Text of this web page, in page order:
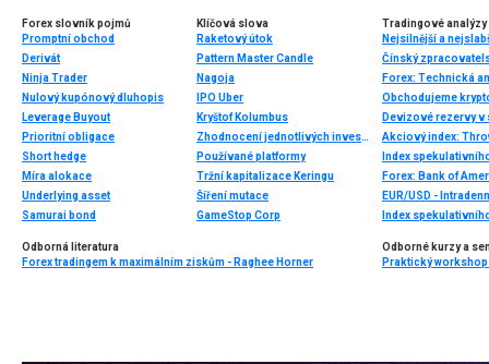
Forex slovník pojmů
Promptní obchod
Derivát
Ninja Trader
Nulový kupónový dluhopis
Leverage Buyout
Prioritní obligace
Short hedge
Míra alokace
Underlying asset
Samurai bond
Klíčová slova
Raketový útok
Pattern Master Candle
Nagoja
IPO Uber
Kryštof Kolumbus
Zhodnocení jednotlivých investic
Používané platformy
Tržní kapitalizace Keringu
Šíření mutace
GameStop Corp
Tradingové analýzy
Nejsilnější a
Čínský
Forex: Technická
Devizové rezervy v
Akciový index:
Index
Forex: Bank of
EUR/USD -
Index
Odborná literatura
Forex tradingem k maximálním ziskům - Raghee Horner
Odborné kurzy a